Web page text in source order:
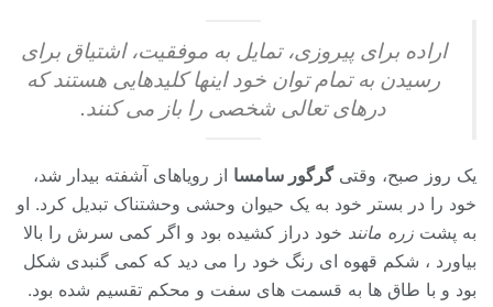
اراده برای پیروزی، تمایل به موفقیت، اشتیاق برای
رسیدن به تمام توان خود اینها کلیدهایی هستند که
درهای تعالی شخصی را باز می کنند.
یک روز صبح، وقتیگرگور سامسا از رویاهای آشفته بیدار شد،
خود را در بستر خود به یک حیوان وحشی وحشتناک تبدیل کرد. او
به پشت زره مانند خود دراز کشیده بود و اگر کمی سرش را بالا
بیاورد ، شکم قهوه ای رنگ خود را می دید که کمی گنبدی شکل
بود و با طاق ها به قسمت های سفت و محکم تقسیم شده بود.